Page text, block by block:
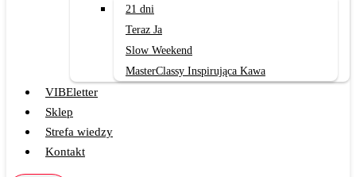
21 dni
Teraz Ja
Slow Weekend
MasterClassy Inspirująca Kawa
VIBEletter
Sklep
Strefa wiedzy
Kontakt